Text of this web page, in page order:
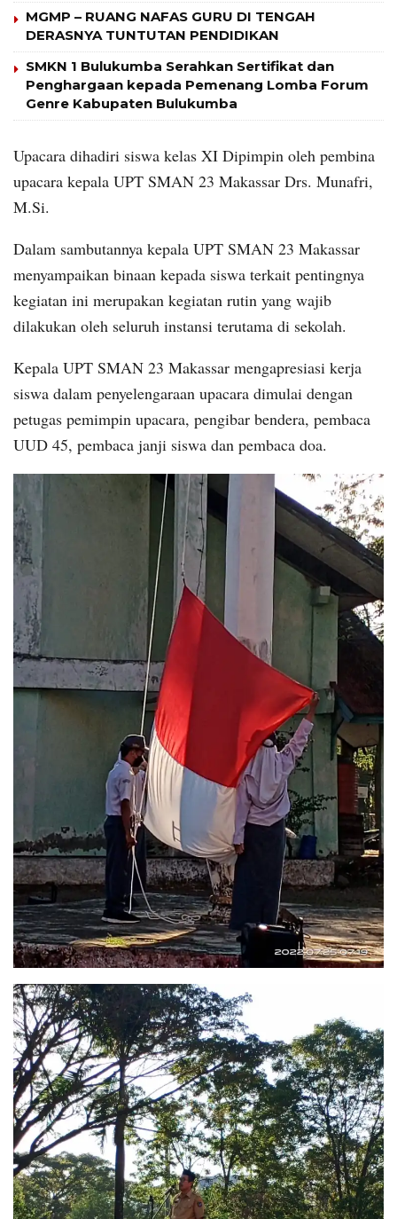
MGMP – RUANG NAFAS GURU DI TENGAH
DERASNYA TUNTUTAN PENDIDIKAN
SMKN 1 Bulukumba Serahkan Sertifikat dan
Penghargaan kepada Pemenang Lomba Forum
Genre Kabupaten Bulukumba
Upacara dihadiri siswa kelas XI Dipimpin oleh pembina
upacara kepala UPT SMAN 23 Makassar Drs. Munafri,
M.Si.
Dalam sambutannya kepala UPT SMAN 23 Makassar
menyampaikan binaan kepada siswa terkait pentingnya
kegiatan ini merupakan kegiatan rutin yang wajib
dilakukan oleh seluruh instansi terutama di sekolah.
Kepala UPT SMAN 23 Makassar mengapresiasi kerja
siswa dalam penyelengaraan upacara dimulai dengan
petugas pemimpin upacara, pengibar bendera, pembaca
UUD 45, pembaca janji siswa dan pembaca doa.